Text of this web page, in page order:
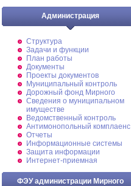
Администрация
Структура
Задачи и функции
План работы
Документы
Проекты документов
Муниципальный контроль
Дорожный фонд Мирного
Cведения о муниципальном
имуществе
Ведомственный контроль
Антимонопольный комплаенс
Отчеты
Информационные системы
Защита информации
Интернет-приемная
ФЭУ администрации Мирного